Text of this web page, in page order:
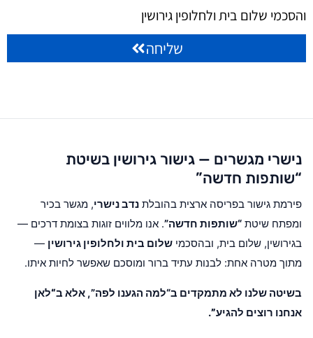
והסכמי שלום בית ולחלופין גירושין
שליחה
נישרי מגשרים — גישור גירושין בשיטת
“שותפות חדשה”
פירמת גישור בפריסה ארצית בהובלת נדב נישרי, מגשר בכיר
ומפתח שיטת “שותפות חדשה”. אנו מלווים זוגות בצומת דרכים —
בגירושין, שלום בית, ובהסכמי שלום בית ולחלופין גירושין —
מתוך מטרה אחת: לבנות עתיד ברור ומוסכם שאפשר לחיות איתו.
בשיטה שלנו לא מתמקדים ב“למה הגענו לפה”, אלא ב“לאן
אנחנו רוצים להגיע”.